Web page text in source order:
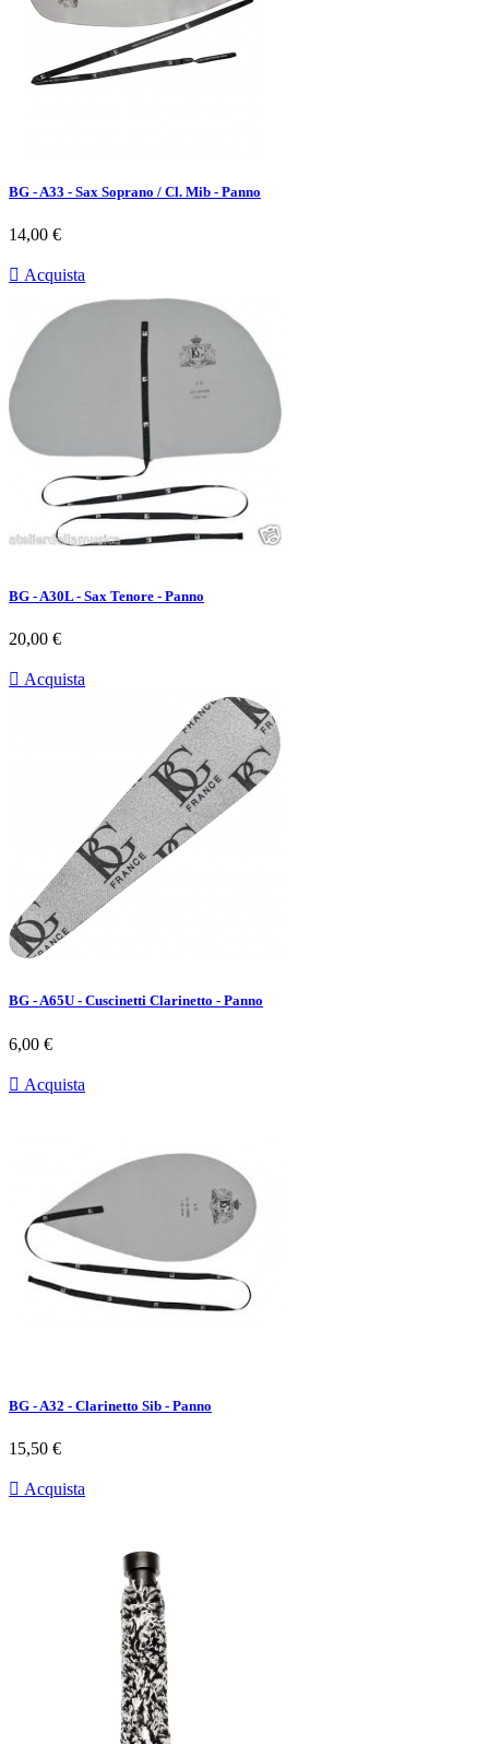
BG - A33 - Sax Soprano / Cl. Mib - Panno
Prezzo
14,00 €
 Acquista
BG - A30L - Sax Tenore - Panno
Prezzo
20,00 €
 Acquista
BG - A65U - Cuscinetti Clarinetto - Panno
Prezzo
6,00 €
 Acquista
BG - A32 - Clarinetto Sib - Panno
Prezzo
15,50 €
 Acquista